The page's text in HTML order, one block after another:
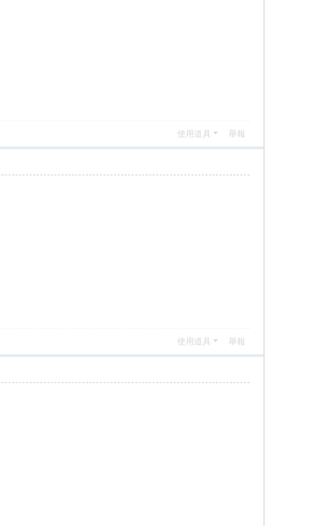
使用道具 舉報
使用道具 舉報